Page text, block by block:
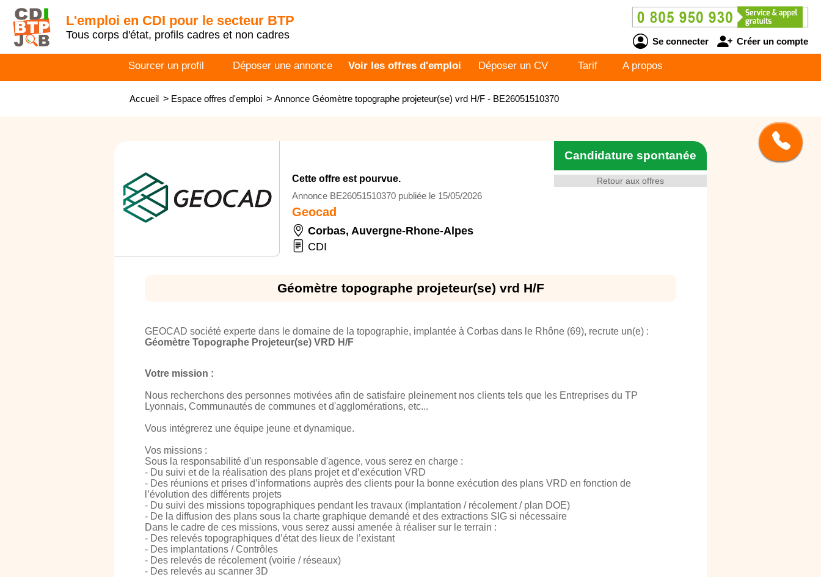
L'emploi en CDI pour le secteur BTP
Tous corps d'état, profils cadres et non cadres
Se connecter Créer un compte
Sourcer un profil Déposer une annonce Voir les offres d'emploi Déposer un CV Tarif A propos
Accueil > Espace offres d'emploi > Annonce Géomètre topographe projeteur(se) vrd H/F - BE26051510370
Retour aux offres
Candidature spontanée
Cette offre est pourvue.
Annonce BE26051510370 publiée le 15/05/2026
Geocad
Corbas, Auvergne-Rhone-Alpes
CDI
Géomètre topographe projeteur(se) vrd H/F
GEOCAD société experte dans le domaine de la topographie, implantée à Corbas dans le Rhône (69), recrute un(e) :
Géomètre Topographe Projeteur(se) VRD H/F
Votre mission :
Nous recherchons des personnes motivées afin de satisfaire pleinement nos clients tels que les Entreprises du TP
Lyonnais, Communautés de communes et d'agglomérations, etc...
Vous intégrerez une équipe jeune et dynamique.
Vos missions :
Sous la responsabilité d'un responsable d'agence, vous serez en charge :
- Du suivi et de la réalisation des plans projet et d’exécution VRD
- Des réunions et prises d’informations auprès des clients pour la bonne exécution des plans VRD en fonction de
l’évolution des différents projets
- Du suivi des missions topographiques pendant les travaux (implantation / récolement / plan DOE)
- De la diffusion des plans sous la charte graphique demandé et des extractions SIG si nécessaire
Dans le cadre de ces missions, vous serez aussi amenée à réaliser sur le terrain :
- Des relevés topographiques d’état des lieux de l’existant
- Des implantations / Contrôles
- Des relevés de récolement (voirie / réseaux)
- Des relevés au scanner 3D